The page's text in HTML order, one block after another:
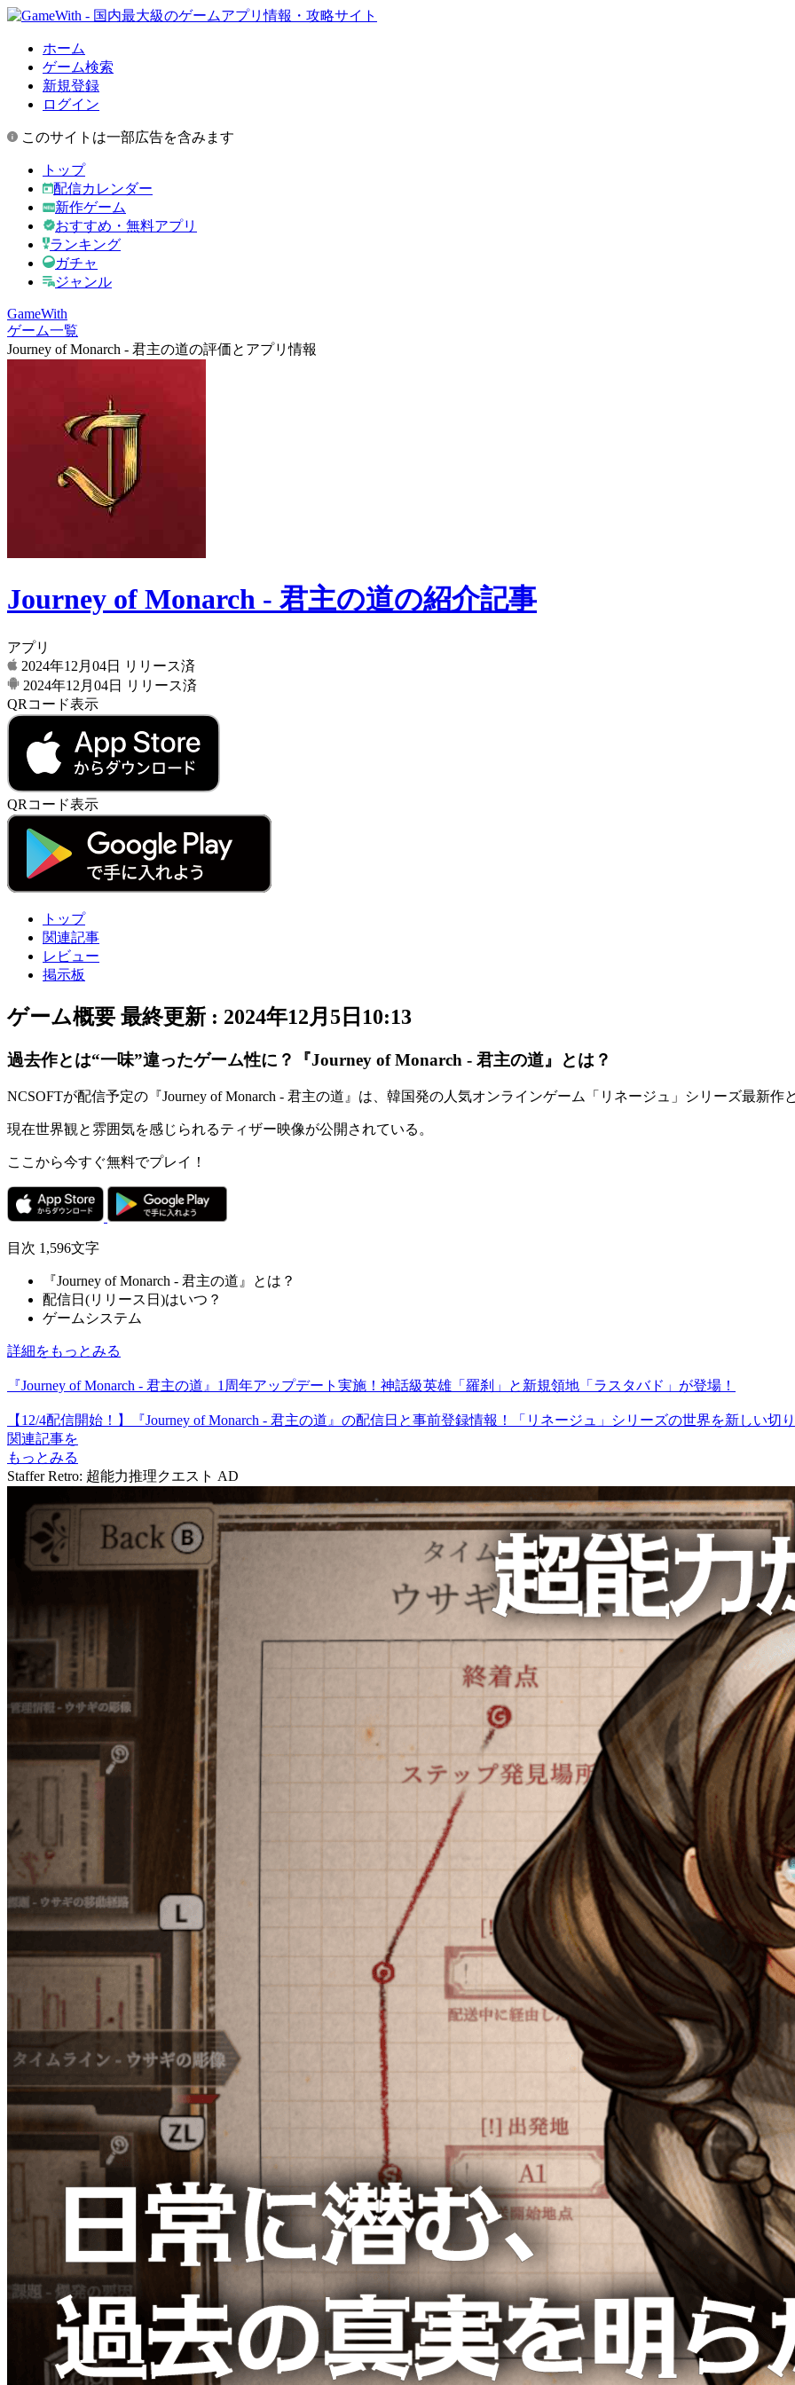
ホーム
ゲーム検索
新規登録
ログイン
このサイトは一部広告を含みます
トップ
配信カレンダー
新作ゲーム
おすすめ・無料アプリ
ランキング
ガチャ
ジャンル
GameWith
ゲーム一覧
Journey of Monarch - 君主の道の評価とアプリ情報
Journey of Monarch - 君主の道の紹介記事
アプリ
2024年12月04日
リリース済
2024年12月04日
リリース済
QRコード表示
QRコード表示
トップ
関連記事
レビュー
掲示板
ゲーム概要 最終更新 : 2024年12月5日10:13
過去作とは“一味”違ったゲーム性に？『Journey of Monarch - 君主の道』とは？
NCSOFTが配信予定の『Journey of Monarch - 君主の道』は、韓国発の人気オンラインゲーム 「リネージュ」シリーズ最新作
現在世界観と雰囲気を感じられるティザー映像が公開されている。
ここから今すぐ無料でプレイ！
目次 1,596文字
『Journey of Monarch - 君主の道』とは？
配信日(リリース日)はいつ？
ゲームシステム
詳細をもっとみる
『Journey of Monarch - 君主の道』1周年アップデート実施！神話級英雄「羅刹」と新規領地「ラスタバド」が登場！
【12/4配信開始！】『Journey of Monarch - 君主の道』の配信日と事前登録情報！「リネージュ」シリーズの世界を新しい
関連記事を
もっとみる
Staffer Retro: 超能力推理クエスト AD